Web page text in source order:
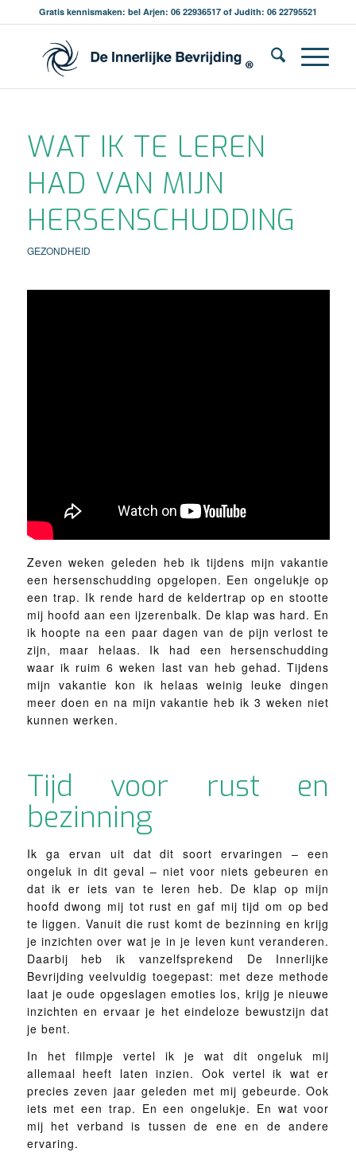
Gratis kennismaken: bel Arjen: 06 22936517 of Judith: 06 22795521
WAT IK TE LEREN
HAD VAN MIJN
HERSENSCHUDDING
GEZONDHEID
Zeven weken geleden heb ik tijdens mijn vakantie
een hersenschudding opgelopen. Een ongelukje op
een trap. Ik rende hard de keldertrap op en stootte
mij hoofd aan een ijzerenbalk. De klap was hard. En
ik hoopte na een paar dagen van de pijn verlost te
zijn, maar helaas. Ik had een hersenschudding
waar ik ruim 6 weken last van heb gehad. Tijdens
mijn vakantie kon ik helaas weinig leuke dingen
meer doen en na mijn vakantie heb ik 3 weken niet
kunnen werken.
Tijd voor rust en
bezinning
Ik ga ervan uit dat dit soort ervaringen – een
ongeluk in dit geval – niet voor niets gebeuren en
dat ik er iets van te leren heb. De klap op mijn
hoofd dwong mij tot rust en gaf mij tijd om op bed
te liggen. Vanuit die rust komt de bezinning en krijg
je inzichten over wat je in je leven kunt veranderen.
Daarbij heb ik vanzelfsprekend De Innerlijke
Bevrijding veelvuldig toegepast: met deze methode
laat je oude opgeslagen emoties los, krijg je nieuwe
inzichten en ervaar je het eindeloze bewustzijn dat
je bent.
In het filmpje vertel ik je wat dit ongeluk mij
allemaal heeft laten inzien. Ook vertel ik wat er
precies zeven jaar geleden met mij gebeurde. Ook
iets met een trap. En een ongelukje. En wat voor
mij het verband is tussen de ene en de andere
ervaring.